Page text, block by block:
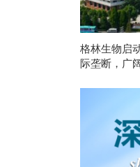
格林生物启
际垄断，广